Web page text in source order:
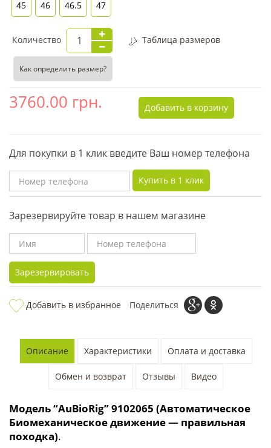
45 46 46.5 47
Количество Таблица размеров
Как определить размер?
3760.00 грн. Добавить в корзину
Для покупки в 1 клик введите Ваш номер телефона
Купить в 1 клик
Зарезервируйте товар в нашем магазине
Зарезервировать
Добавить в избранное Поделиться
Описание Характеристики Оплата и доставка
Обмен и возврат Отзывы Видео
Модель “AuBioRig” 9102065 (Автоматическое
Биомеханическое движение — правильная
походка).